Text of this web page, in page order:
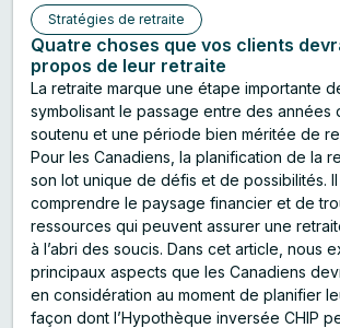
Stratégies de retraite
Quatre choses que vos clients
propos de leur retraite
La retraite marque une étape importante
symbolisant le passage entre des années
soutenu et une période bien méritée de
Pour les Canadiens, la planification de la
son lot unique de défis et de possibilités.
comprendre le paysage financier et de
ressources qui peuvent assurer une
à l’abri des soucis. Dans cet article, nous
principaux aspects que les Canadiens
en considération au moment de planifier
façon dont l’Hypothèque inversée CHIP